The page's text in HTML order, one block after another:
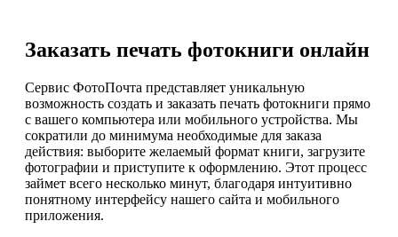
Заказать печать фотокниги онлайн
Сервис ФотоПочта представляет уникальную
возможность создать и заказать печать фотокниги прямо
с вашего компьютера или мобильного устройства. Мы
сократили до минимума необходимые для заказа
действия: выборите желаемый формат книги, загрузите
фотографии и приступите к оформлению. Этот процесс
займет всего несколько минут, благодаря интуитивно
понятному интерфейсу нашего сайта и мобильного
приложения.